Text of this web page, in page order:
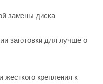
замены диска
заготовки для лучшего
жесткого крепления к